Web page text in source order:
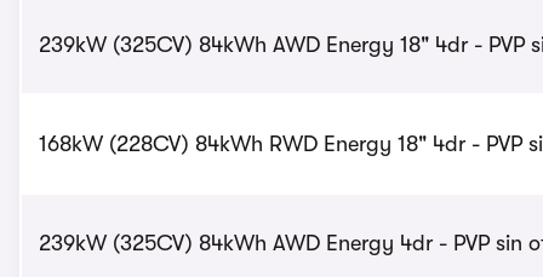
239kW (325CV) 84kWh AWD Energy 18" 4dr - PVP
168kW (228CV) 84kWh RWD Energy 18" 4dr - PVP
239kW (325CV) 84kWh AWD Energy 4dr - PVP sin